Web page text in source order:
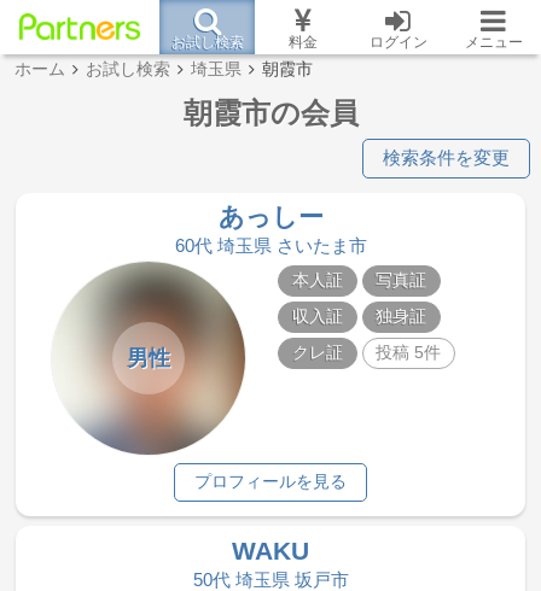
お試し検索 料金 ログイン メニュー
ホーム お試し検索 埼玉県 朝霞市
朝霞市の会員
検索条件を変更
あっしー
60代 埼玉県 さいたま市
男性
本人証
写真証
収入証
独身証
クレ証
投稿 5件
プロフィールを見る
WAKU
50代 埼玉県 坂戸市